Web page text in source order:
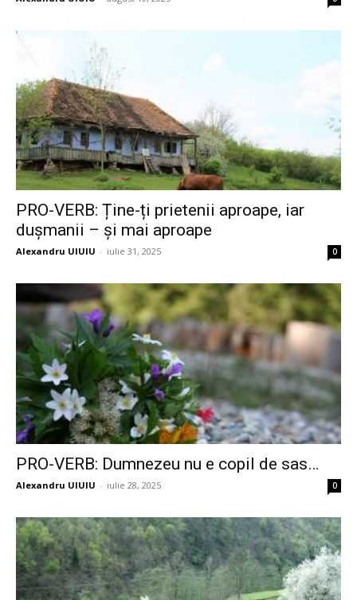
PRO-VERB: Ține-ți prietenii aproape, iar
dușmanii – și mai aproape
Alexandru UIUIU - iulie 31, 2025 0
PRO-VERB: Dumnezeu nu e copil de sas…
Alexandru UIUIU - iulie 28, 2025 0